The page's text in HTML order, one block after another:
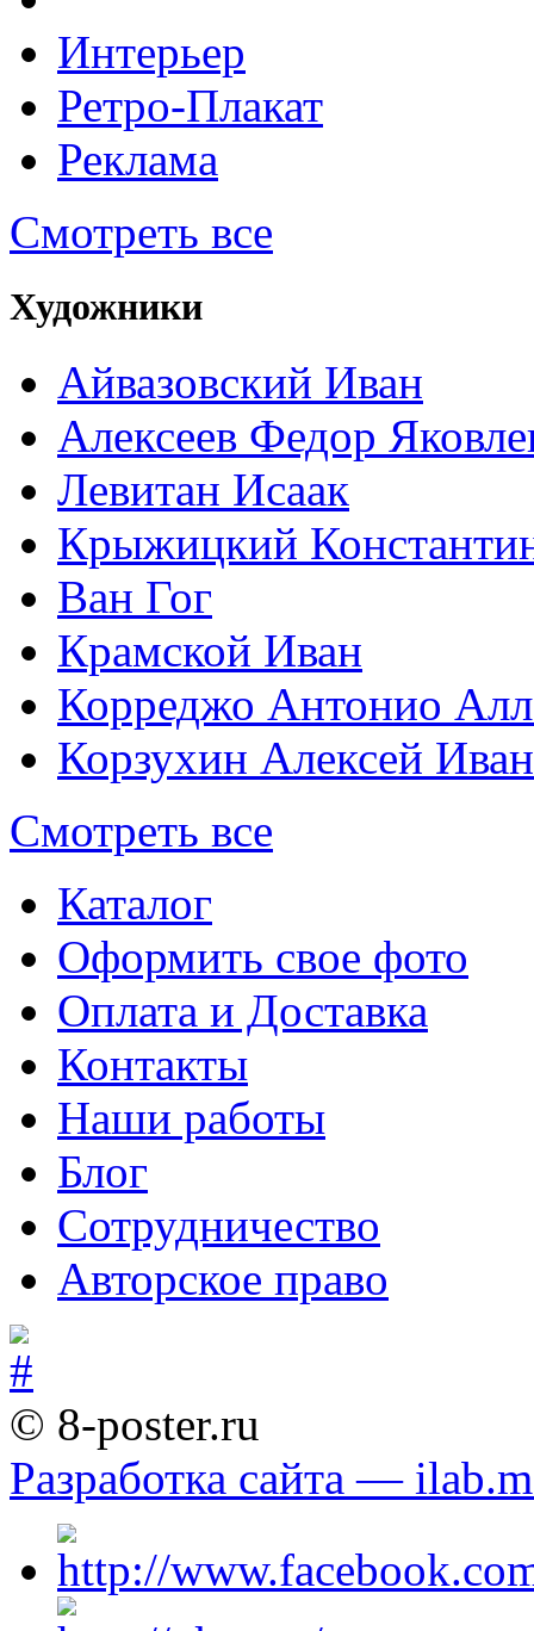
Интерьер
Ретро-Плакат
Реклама
Смотреть все
Художники
Айвазовский Иван
Алексеев Федор
Левитан Исаак
Крыжицкий
Ван Гог
Крамской Иван
Корреджо Антонио
Корзухин Алексей
Смотреть все
Каталог
Оформить свое фото
Оплата и Доставка
Контакты
Наши работы
Блог
Сотрудничество
Авторское право
© 8-poster.ru
Разработка сайта —